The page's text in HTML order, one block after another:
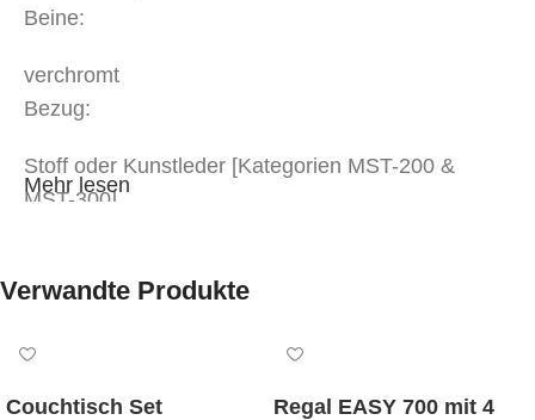
Beine:
verchromt
Bezug:
Stoff oder Kunstleder [Kategorien MST-200 &
MST-300]
Stoff oder Kunstleder in Objektqualität der Kat.
Stoff oder Kunstleder in Objektqualität der Kat.
MER-2
Mehr lesen
Verwandte Produkte
Couchtisch Set
Regal EASY 700 mit 4